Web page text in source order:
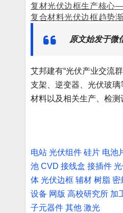
复材光伏边框生产核心
复合材料光伏边框趋势
原文始发于微
艾邦建有“光伏产业交流
支架、逆变器、光伏玻
材料以及相关生产、检测
电站 光伏组件 硅片 电池
池 CVD 接线盒 接插件
体 光伏边框 辅材 树脂 密
设备 网版 高校研究所 加
子元器件 其他 激光